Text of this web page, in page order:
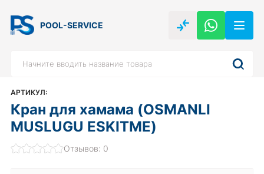
POOL-SERVICE
АРТИКУЛ:
Кран для хамама (OSMANLI
MUSLUGU ESKITME)
Отзывов: 0